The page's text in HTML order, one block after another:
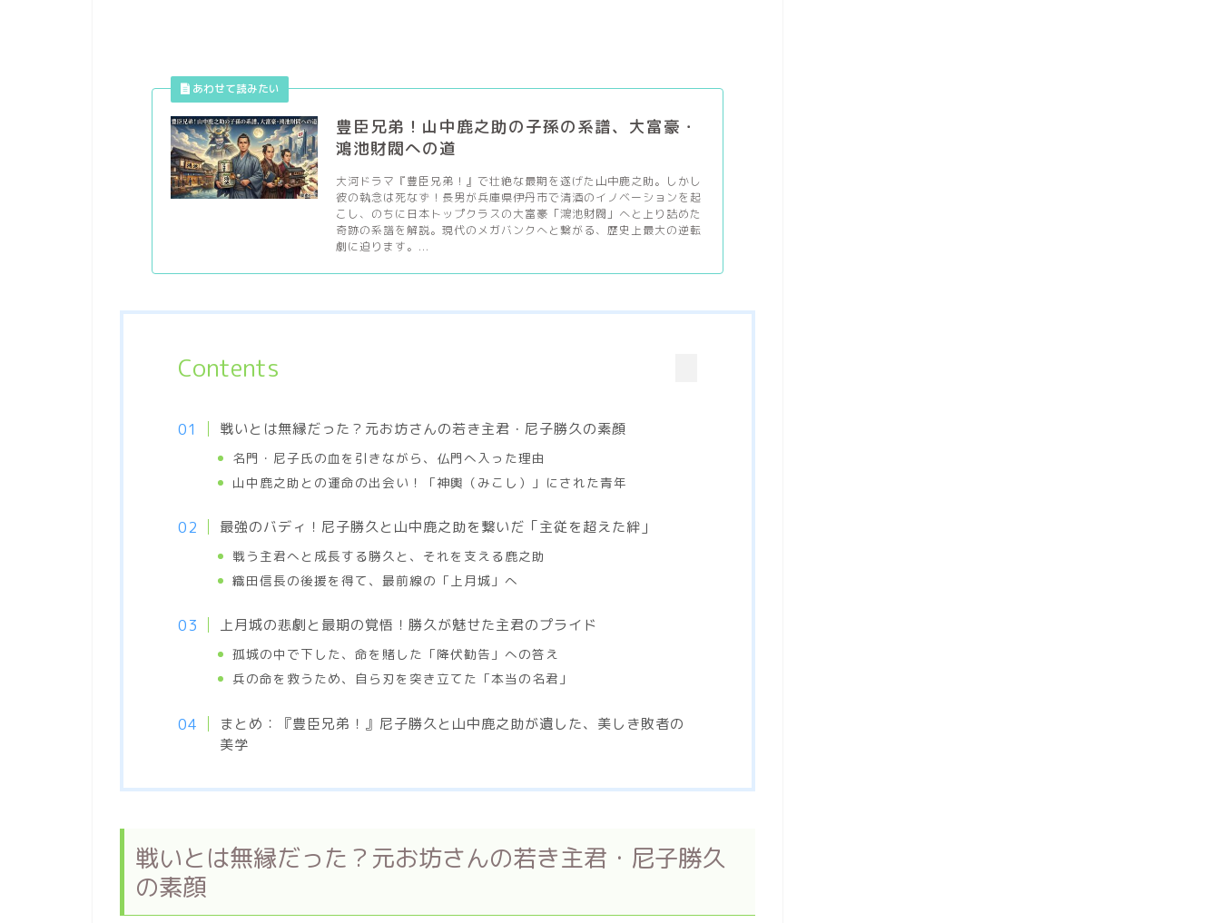
豊臣兄弟！山中鹿之助の子孫の系譜、大富豪・
鴻池財閥への道
大河ドラマ『豊臣兄弟！』で壮絶な最期を遂げた山中鹿之助。しかし
彼の執念は死なず！長男が兵庫県伊丹市で清酒のイノベーションを起
こし、のちに日本トップクラスの大富豪「鴻池財閥」へと上り詰めた
奇跡の系譜を解説。現代のメガバンクへと繋がる、歴史上最大の逆転
劇に迫ります。...
Contents
戦いとは無縁だった？元お坊さんの若き主君・尼子勝久の素顔
名門・尼子氏の血を引きながら、仏門へ入った理由
山中鹿之助との運命の出会い！「神輿（みこし）」にされた青年
最強のバディ！尼子勝久と山中鹿之助を繋いだ「主従を超えた絆」
戦う主君へと成長する勝久と、それを支える鹿之助
織田信長の後援を得て、最前線の「上月城」へ
上月城の悲劇と最期の覚悟！勝久が魅せた主君のプライド
孤城の中で下した、命を賭した「降伏勧告」への答え
兵の命を救うため、自ら刃を突き立てた「本当の名君」
まとめ：『豊臣兄弟！』尼子勝久と山中鹿之助が遺した、美しき敗者の
美学
戦いとは無縁だった？元お坊さんの若き主君・尼子勝久
の素顔